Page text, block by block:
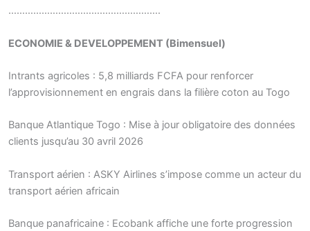
……………………………………………….
ECONOMIE & DEVELOPPEMENT (Bimensuel)
Intrants agricoles : 5,8 milliards FCFA pour renforcer
l’approvisionnement en engrais dans la filière coton au Togo
Banque Atlantique Togo : Mise à jour obligatoire des données
clients jusqu’au 30 avril 2026
Transport aérien : ASKY Airlines s’impose comme un acteur du
transport aérien africain
Banque panafricaine : Ecobank affiche une forte progression